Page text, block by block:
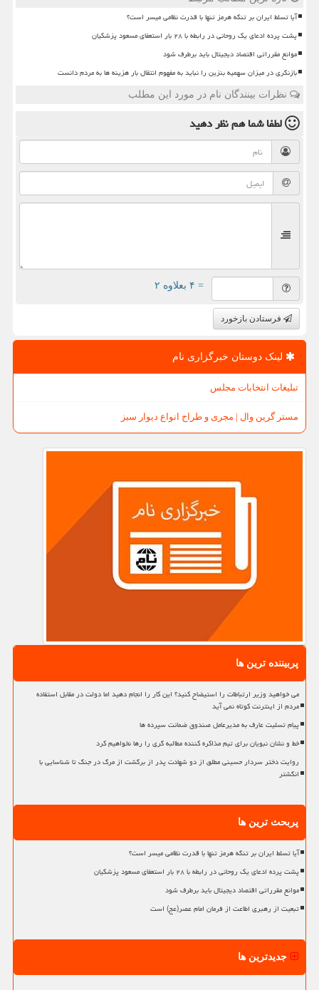
آیا تسلط ایران بر تنگه هرمز تنها با قدرت نظامی میسر است؟
پشت پرده ادعای یک روحانی در رابطه با ۲۸ بار استعفای مسعود پزشکیان
موانع مقرراتی اقتصاد دیجیتال باید برطرف شود
بازنگری در میزان سهمیه بنزین را نباید به مفهوم انتقال بار هزینه ها به مردم دانست
نظرات بینندگان نام در مورد این مطلب
لطفا شما همنظر دهید
= ۴ بعلاوه ۲
فرستادن بازخورد
لینک دوستان خبرگزاری نام
تبلیغات انتخابات مجلس
مستر گرین وال | مجری و طراح انواع دیوار سبز
پربیننده ترین ها
می خواهید وزیر ارتباطات را استیضاح کنید؟ این کار را انجام دهید اما دولت در مقابل استفاده
مردم از اینترنت کوتاه نمی آید
پیام تسلیت عارف به مدیرعامل صندوق ضمانت سپرده ها
خط و نشان نبویان برای تیم مذاکره کننده مطالبه گری را رها نخواهیم کرد
روایت دختر سردار حسینی مطلق از دو شهادت پدر از برگشت از مرگ در جنگ تا شناسایی با
انگشتر
پربحث ترین ها
آیا تسلط ایران بر تنگه هرمز تنها با قدرت نظامی میسر است؟
پشت پرده ادعای یک روحانی در رابطه با ۲۸ بار استعفای مسعود پزشکیان
موانع مقرراتی اقتصاد دیجیتال باید برطرف شود
تبعیت از رهبری اطاعت از فرمان امام عصر(عج) است
جدیدترین ها